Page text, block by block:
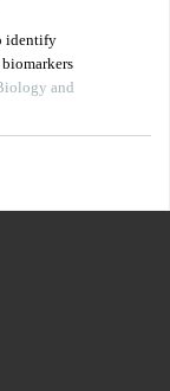
identify
and